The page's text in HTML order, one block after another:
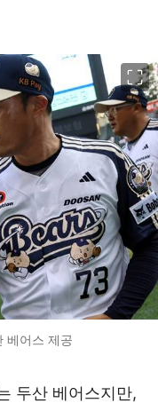
베어스 제공
두산 베어스지만,